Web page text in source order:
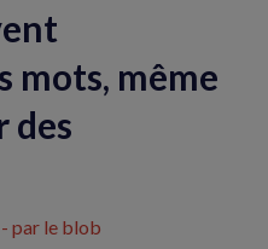
mots, même
des
- par le blob